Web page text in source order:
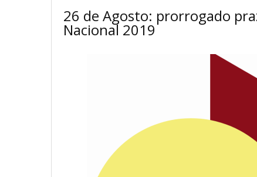
26 de Agosto: prorrogado
Nacional 2019